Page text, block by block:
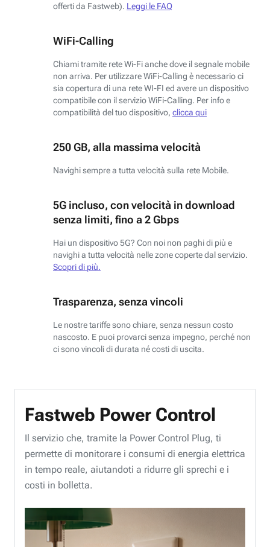
offerti da Fastweb). Leggi le FAQ
WiFi-Calling
Chiami tramite rete Wi-Fi anche dove il segnale mobile
non arriva. Per utilizzare WiFi-Calling è necessario ci
sia copertura di una rete WI-FI ed avere un dispositivo
compatibile con il servizio WiFi-Calling. Per info e
compatibilità del tuo dispositivo, clicca qui
250 GB, alla massima velocità
Navighi sempre a tutta velocità sulla rete Mobile.
5G incluso, con velocità in download
senza limiti, fino a 2 Gbps
Hai un dispositivo 5G? Con noi non paghi di più e
navighi a tutta velocità nelle zone coperte dal servizio.
Scopri di più.
Trasparenza, senza vincoli
Le nostre tariffe sono chiare, senza nessun costo
nascosto. E puoi provarci senza impegno, perché non
ci sono vincoli di durata né costi di uscita.
Fastweb Power Control
Il servizio che, tramite la Power Control Plug, ti
permette di monitorare i consumi di energia elettrica
in tempo reale, aiutandoti a ridurre gli sprechi e i
costi in bolletta.